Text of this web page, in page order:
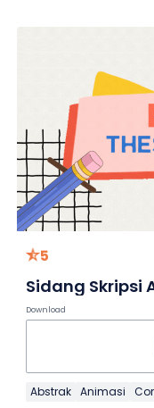
5
Sidang Skripsi
Download
Abstrak Animasi